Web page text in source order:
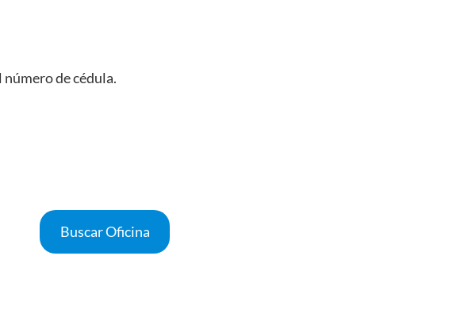
de cédula.
Buscar Oficina